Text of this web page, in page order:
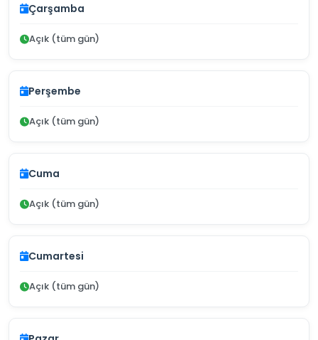
Çarşamba
Açık (tüm gün)
Perşembe
Açık (tüm gün)
Cuma
Açık (tüm gün)
Cumartesi
Açık (tüm gün)